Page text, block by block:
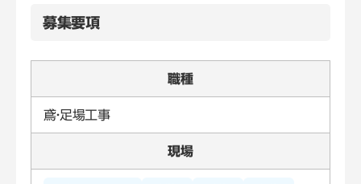
募集要項
職種
鳶・足場工事
現場